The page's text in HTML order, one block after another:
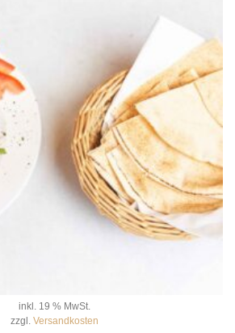
inkl. 19 % MwSt.
zzgl. Versandkosten